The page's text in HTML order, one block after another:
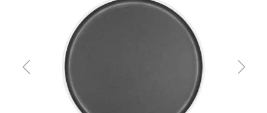
Rengjøring & Vedlikehold
Bil, vogn & henger